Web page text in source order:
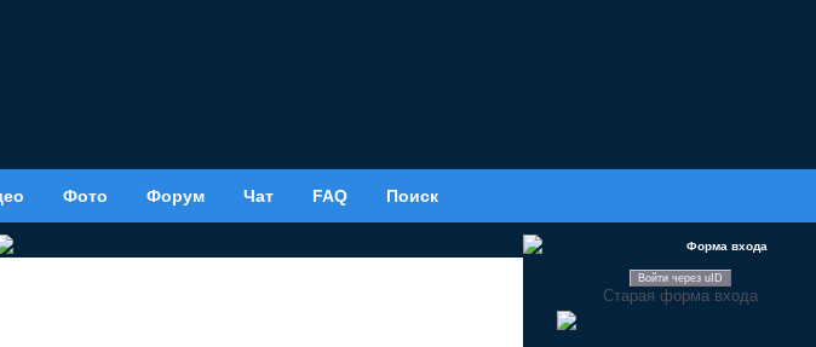
Фото Форум Чат FAQ Поиск
Форма входа
Войти через uID
Старая форма входа